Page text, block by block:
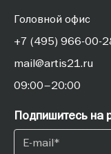
Головной офис
+7 (495) 966-00-
mail@artis21.ru
09:00–20:00
Подпишитесь на